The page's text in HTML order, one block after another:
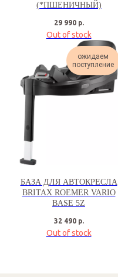
(*ПШЕНИЧНЫЙ)
29 990 р.
Out of stock
ожидаем
поступление
БАЗА ДЛЯ АВТОКРЕСЛА
BRITAX ROEMER VARIO
BASE 5Z
32 490 р.
Out of stock